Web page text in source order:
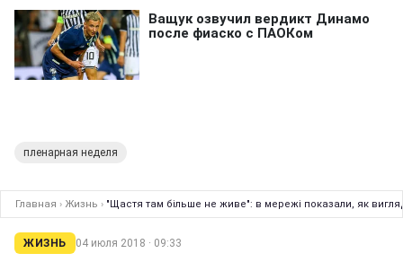
пленарная неделя
Главная › Жизнь › "Щастя там більше не живе": в мережі показали, як
ЖИЗНЬ 04 июля 2018 · 09:33